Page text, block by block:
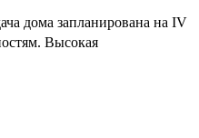
дома запланирована на IV
Высокая